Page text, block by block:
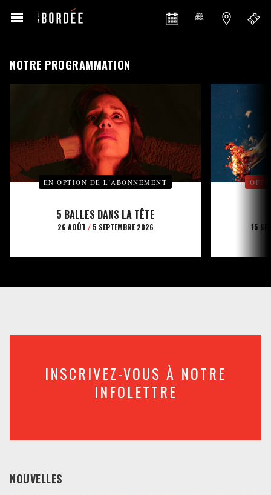
NOTRE PROGRAMMATION
EN OPTION DE L’ABONNEMENT
5 BALLES DANS LA TÊTE
26 AOÛT /5 SEPTEMBRE 2026 15
INSCRIVEZ-VOUS À NOTRE
INFOLETTRE
NOUVELLES